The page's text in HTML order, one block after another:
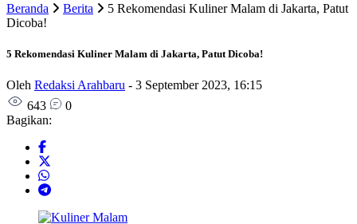
Beranda
Berita
5 Rekomendasi Kuliner Malam di Jakarta, Patut
Dicoba!
5 Rekomendasi Kuliner Malam di Jakarta, Patut Dicoba!
Oleh Redaksi Arahbaru - 3 September 2023, 16:15
643
0
Bagikan: